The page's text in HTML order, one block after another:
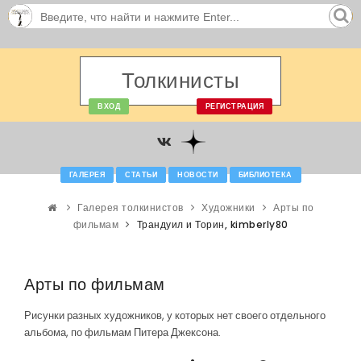
Толкинисты
ВХОД РЕГИСТРАЦИЯ
ГАЛЕРЕЯ СТАТЬИ НОВОСТИ БИБЛИОТЕКА
Галерея толкинистов Художники
Арты по
фильмам
Трандуил и Торин, kimberly80
Арты по фильмам
Рисунки разных художников, у которых нет своего отдельного
альбома, по фильмам Питера Джексона.